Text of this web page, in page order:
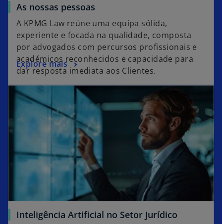
As nossas pessoas
A KPMG Law reúne uma equipa sólida,
experiente e focada na qualidade, composta
por advogados com percursos profissionais e
académicos reconhecidos e capacidade para
dar resposta imediata aos Clientes.
Explore mais
Inteligência Artificial no Setor Jurídico